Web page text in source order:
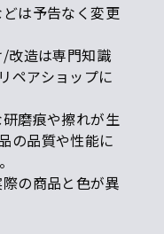
は予告なく変更
改造は専門知識
ペアショップに
磨痕や擦れが生
の品質や性能に
の商品と色が異